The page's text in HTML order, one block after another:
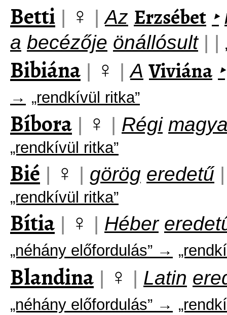
Betti | ♀ | Az Erzsébet ‣
a becézője önállósult | |
Bibiána | ♀ | A Viviána ‣
→ „rendkívül ritka”
Bíbora | ♀ | Régi
„rendkívül ritka”
Bié | ♀ | görög eredetű |
„rendkívül ritka”
Bítia | ♀ | Héber
„néhány előfordulás” →
Blandina | ♀ | Latin
„néhány előfordulás” →